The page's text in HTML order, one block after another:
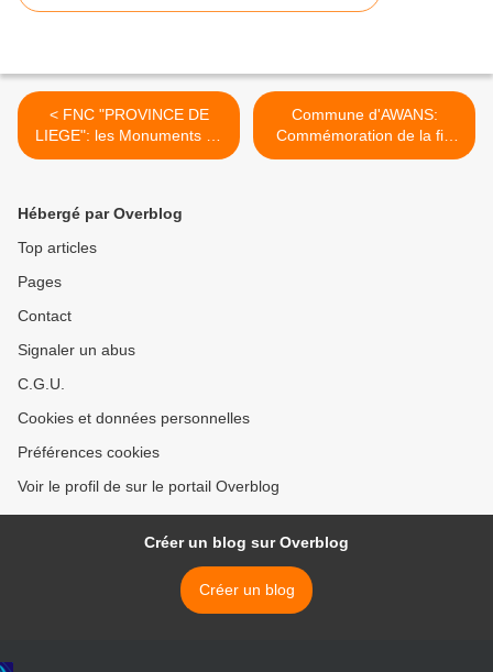
< FNC "PROVINCE DE
LIEGE": les Monuments de
la Paix en mai.
Commune d'AWANS:
Commémoration de la fin
de la guerre avec la FNC. >
Hébergé par Overblog
Top articles
Pages
Contact
Signaler un abus
C.G.U.
Cookies et données personnelles
Préférences cookies
Voir le profil de sur le portail Overblog
Créer un blog sur Overblog
Créer un blog